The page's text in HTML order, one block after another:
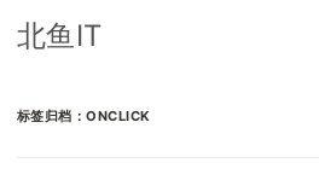
北鱼IT
标签归档：ONCLICK